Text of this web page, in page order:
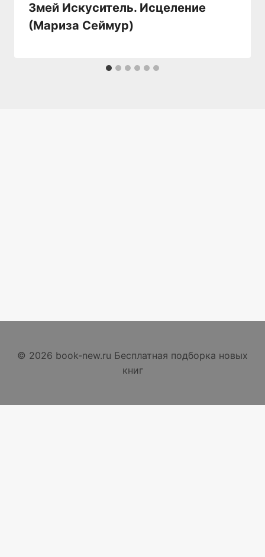
Змей Искуситель. Исцеление
(Мариза Сеймур)
© 2026 book-new.ru Бесплатная подборка новых
книг